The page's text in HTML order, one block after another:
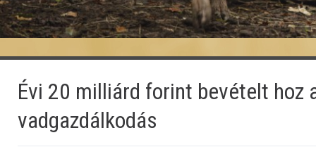
Évi 20 milliárd forint bevételt hoz
vadgazdálkodás